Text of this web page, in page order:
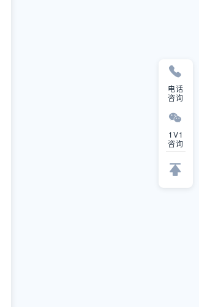
电话
咨询
1V1
咨询